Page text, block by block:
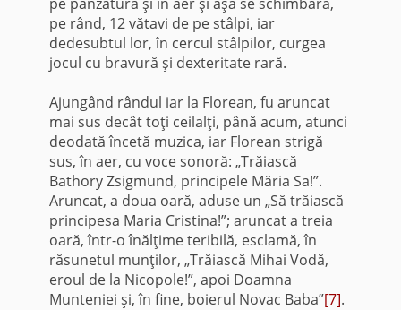
pe rând, 12 vătavi de pe stâlpi, iar
dedesubtul lor, în cercul stâlpilor, curgea
jocul cu bravură şi dexteritate rară.
Ajungând rândul iar la Florean, fu aruncat
mai sus decât toţi ceilalţi, până acum, atunci
deodată încetă muzica, iar Florean strigă
sus, în aer, cu voce sonoră: „Trăiască
Bathory Zsigmund, principele Măria Sa!”.
Aruncat, a doua oară, aduse un „Să trăiască
principesa Maria Cristina!”; aruncat a treia
oară, într-o înălţime teribilă, esclamă, în
răsunetul munţilor, „Trăiască Mihai Vodă,
eroul de la Nicopole!”, apoi Doamna
Munteniei şi, în fine, boierul Novac Baba”[7].